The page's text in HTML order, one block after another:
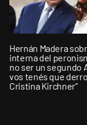
Hernán Madera
interna del
no ser un segundo
vos tenés que
Cristina Kirchner”